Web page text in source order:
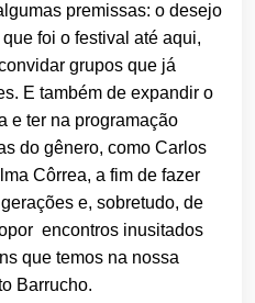
premissas: o desejo
foi o festival até aqui,
grupos que já
E também de expandir o
e ter na programação
do gênero, como Carlos
Côrrea, a fim de fazer
e, sobretudo, de
encontros inusitados
que temos na nossa
Barrucho.